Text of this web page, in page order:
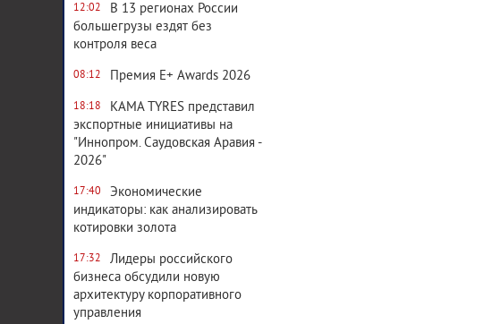
12:02
В 13 регионах России
большегрузы ездят без
контроля веса
08:12 Премия E+ Awards 2026
18:18
KAMA TYRES представил
экспортные инициативы на
"Иннопром. Саудовская Аравия -
2026"
17:40
Экономические
индикаторы: как анализировать
котировки золота
17:32
Лидеры российского
бизнеса обсудили новую
архитектуру корпоративного
управления